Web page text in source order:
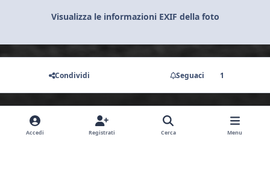
Visualizza le informazioni EXIF della foto
Condividi Seguaci 1
Non ci sono commenti da visualizzare.
Accedi Registrati Cerca Menu